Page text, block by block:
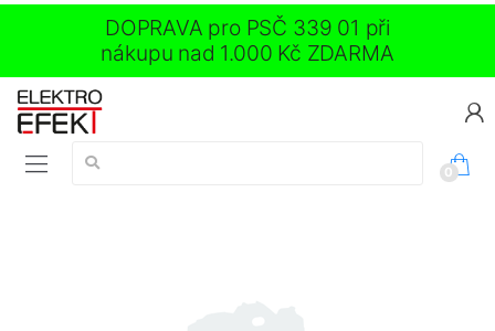
DOPRAVA pro PSČ 339 01 při
nákupu nad 1.000 Kč ZDARMA
Vyhledávání:
0